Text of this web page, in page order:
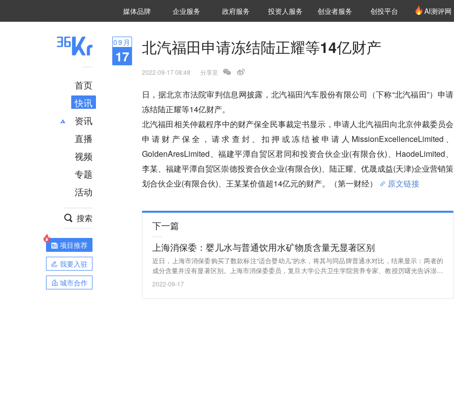
媒体品牌 36Kr研究院
企业服务 城市之窗
政府服务 VClub投资机构库
投资机构职位推介
投资人服务 创投氪堂
创业者服务 创投平台 AI测评网
首页
快讯
资讯
推荐
财经
项目推荐
安徽
直播
视频
专题
活动
搜索
项目推荐
我要入驻
城市合作
09 月
17 北汽福田申请冻结陆正耀等14亿财产
2022-09-17 08:48 分享至
日，据北京市法院审判信息网披露，北汽福田汽车股份有限公司（下称“北汽福田”）申请
冻结陆正耀等14亿财产。
北汽福田相关仲裁程序中的财产保全民事裁定书显示，申请人北汽福田向北京仲裁委员会
申请财产保全，请求查封、扣押或冻结被申请人MissionExcellenceLimited、
GoldenAresLimited、福建平潭自贸区君同和投资合伙企业(有限合伙)、HaodeLimited、
李某、福建平潭自贸区崇德投资合伙企业(有限合伙)、陆正耀、优晟成益(天津)企业营销策
划合伙企业(有限合伙)、王某某价值超14亿元的财产。（第一财经）
原文链接
下一篇
上海消保委：婴儿水与普通饮用水矿物质含量无显著区别
近日，上海市消保委购买了数款标注“适合婴幼儿”的水，将其与同品牌普通水对比，结果显示：两者的
成分含量并没有显著区别。上海市消保委委员，复旦大学公共卫生学院营养专家、教授厉曙光告诉澎湃
新闻记者，在中国，除了婴幼儿配方奶粉，其余绝大多数标称 “适合婴幼儿”的食品，都为商家自封，都
2022-09-17